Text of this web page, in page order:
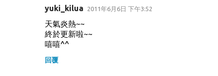
yuki_kilua 2011年6月6日 下午3:52
天氣炎熱~~
終於更新啦~~
嘻嘻^^
回覆